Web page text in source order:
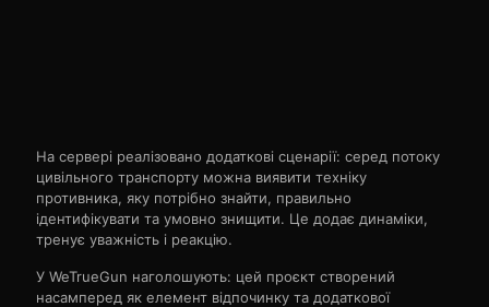
На сервері реалізовано додаткові сценарії: серед потоку
цивільного транспорту можна виявити техніку
противника, яку потрібно знайти, правильно
ідентифікувати та умовно знищити. Це додає динаміки,
тренує уважність і реакцію.
У WeTrueGun наголошують: цей проєкт створений
насамперед як елемент відпочинку та додаткової